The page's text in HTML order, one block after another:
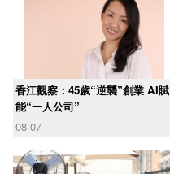
香江觀察：45歲“逆襲”創業 AI賦
能“一人公司”
08-07